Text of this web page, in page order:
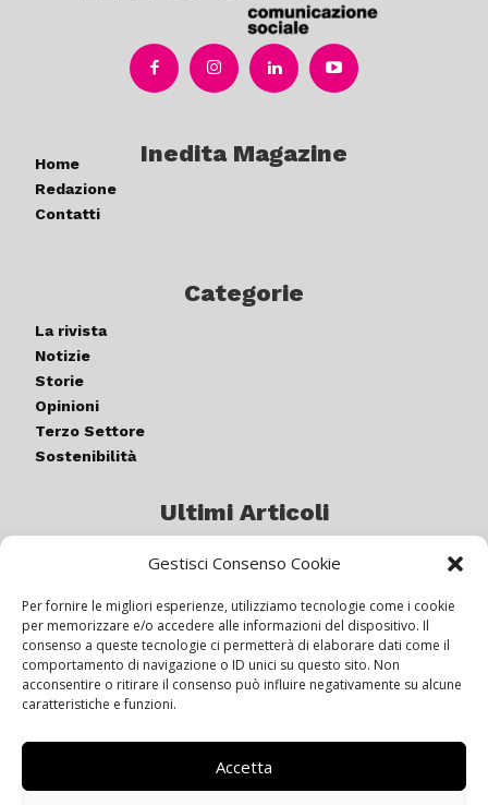
Gestisci Consenso Cookie
Per fornire le migliori esperienze, utilizziamo tecnologie come i cookie
per memorizzare e/o accedere alle informazioni del dispositivo. Il
consenso a queste tecnologie ci permetterà di elaborare dati come il
comportamento di navigazione o ID unici su questo sito. Non
acconsentire o ritirare il consenso può influire negativamente su alcune
caratteristiche e funzioni.
Accetta
Inedita Magazine
Home
Redazione
Contatti
Categorie
La rivista
Notizie
Storie
Opinioni
Terzo Settore
Sostenibilità
Ultimi Articoli
Germogli di luce: al via la quinta
IL BEER GARDEN CON IL GIALLONE
Siamo pronti a navigare “contro